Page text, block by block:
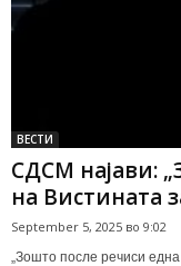
ВЕСТИ
СДСМ најави:
на Вистината
September 5, 2025 во 9:02
„Зошто после речиси